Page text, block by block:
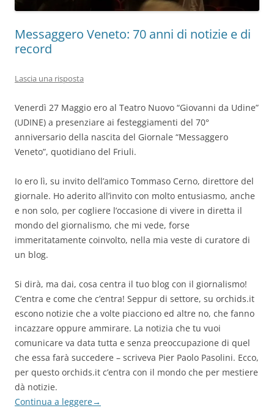
Messaggero Veneto: 70 anni di notizie e di
record
Lascia una risposta
Venerdì 27 Maggio ero al Teatro Nuovo “Giovanni da Udine”
(UDINE) a presenziare ai festeggiamenti del 70°
anniversario della nascita del Giornale “Messaggero
Veneto”, quotidiano del Friuli.
Io ero lì, su invito dell’amico Tommaso Cerno, direttore del
giornale. Ho aderito all’invito con molto entusiasmo, anche
e non solo, per cogliere l’occasione di vivere in diretta il
mondo del giornalismo, che mi vede, forse
immeritatamente coinvolto, nella mia veste di curatore di
un blog.
Si dirà, ma dai, cosa centra il tuo blog con il giornalismo!
C’entra e come che c’entra! Seppur di settore, su orchids.it
escono notizie che a volte piacciono ed altre no, che fanno
incazzare oppure ammirare. La notizia che tu vuoi
comunicare va data tutta e senza preoccupazione di quel
che essa farà succedere – scriveva Pier Paolo Pasolini. Ecco,
per questo orchids.it c’entra con il mondo che per mestiere
dà notizie.
Continua a leggere→